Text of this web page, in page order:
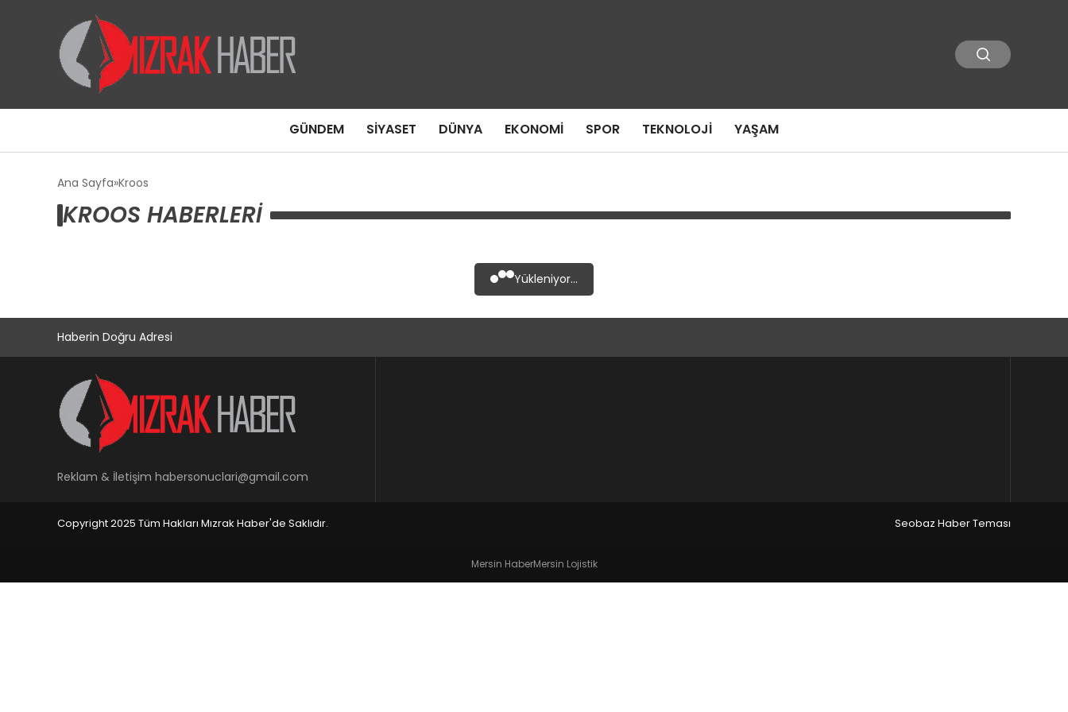
GÜNDEM SIYASET DÜNYA EKONOMI SPOR TEKNOLOJI YAŞAM
Ana Sayfa Kroos
KROOS HABERLERI
Yükleniyor...
Haberin Doğru Adresi
Reklam & İletişim habersonuclari@gmail.com
Copyright 2025 Tüm Hakları Mızrak Haber'de Saklıdır. Seobaz Haber Teması
Mersin HaberMersin Lojistik